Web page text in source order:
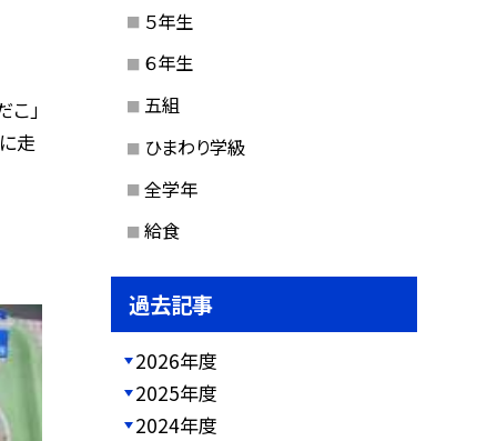
」
走
５年生
６年生
五組
ひまわり学級
全学年
給食
過去記事
2026年度
2025年度
2024年度